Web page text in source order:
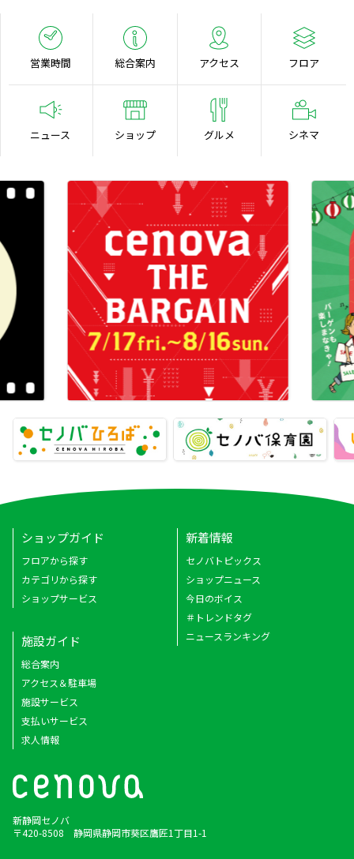
営業時間 総合案内 アクセス フロア
ニュース ショップ グルメ シネマ
ショップガイド
フロアから探す
カテゴリから探す
ショップサービス
新着情報
セノバトピックス
ショップニュース
今日のボイス
＃トレンドタグ
ニュースランキング
施設ガイド
総合案内
アクセス＆駐車場
施設サービス
支払いサービス
求人情報
新静岡セノバ
〒420-8508 静岡県静岡市葵区鷹匠1丁目1-1